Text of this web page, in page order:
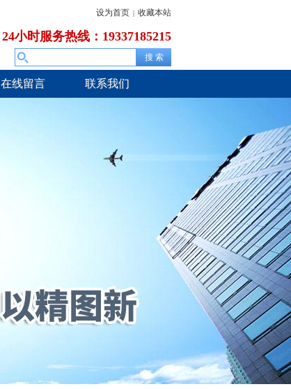
设为首页 | 收藏本站
24小时服务热线：19337185215
在线留言 联系我们